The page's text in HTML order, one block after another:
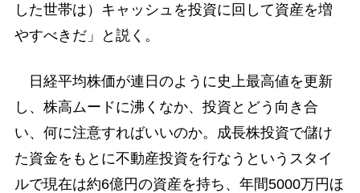
した世帯は）キャッシュを投資に回して資産を増
やすべきだ」と説く。
日経平均株価が連日のように史上最高値を更新
し、株高ムードに沸くなか、投資とどう向き合
い、何に注意すればいいのか。成長株投資で儲け
た資金をもとに不動産投資を行なうというスタイ
ルで現在は約6億円の資産を持ち、年間5000万円ほ